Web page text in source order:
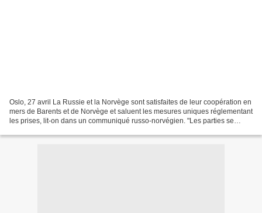
Oslo, 27 avril La Russie et la Norvège sont satisfaites de leur coopération en
mers de Barents et de Norvège et saluent les mesures uniques réglementant
les prises, lit-on dans un communiqué russo-norvégien. "Les parties se